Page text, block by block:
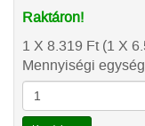
Raktáron!
1 X 8.319 Ft(1 X
Mennyiségi